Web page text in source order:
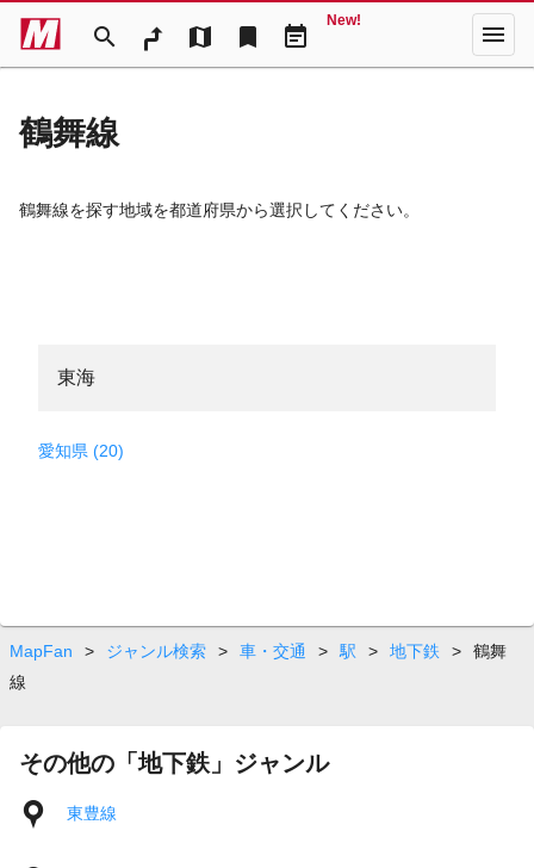
search map bookmark event_note
New! menu
鶴舞線
鶴舞線を探す地域を都道府県から選択してください。
東海
愛知県 (20)
MapFan > ジャンル検索 > 車・交通 > 駅 > 地下鉄 >
鶴舞
線
その他の「地下鉄」ジャンル
東豊線